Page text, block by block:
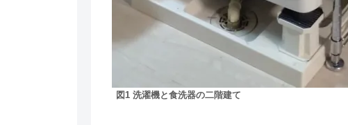
図1 洗濯機と食洗器の二階建て